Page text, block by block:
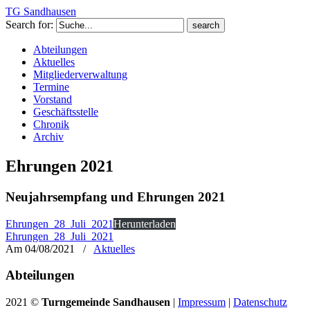
TG Sandhausen
Search for:
Abteilungen
Aktuelles
Mitgliederverwaltung
Termine
Vorstand
Geschäftsstelle
Chronik
Archiv
Ehrungen 2021
Neujahrsempfang und Ehrungen 2021
Ehrungen_28_Juli_2021Herunterladen
Ehrungen_28_Juli_2021
Am 04/08/2021
/ Aktuelles
Abteilungen
2021 © Turngemeinde Sandhausen | Impressum | Datenschutz